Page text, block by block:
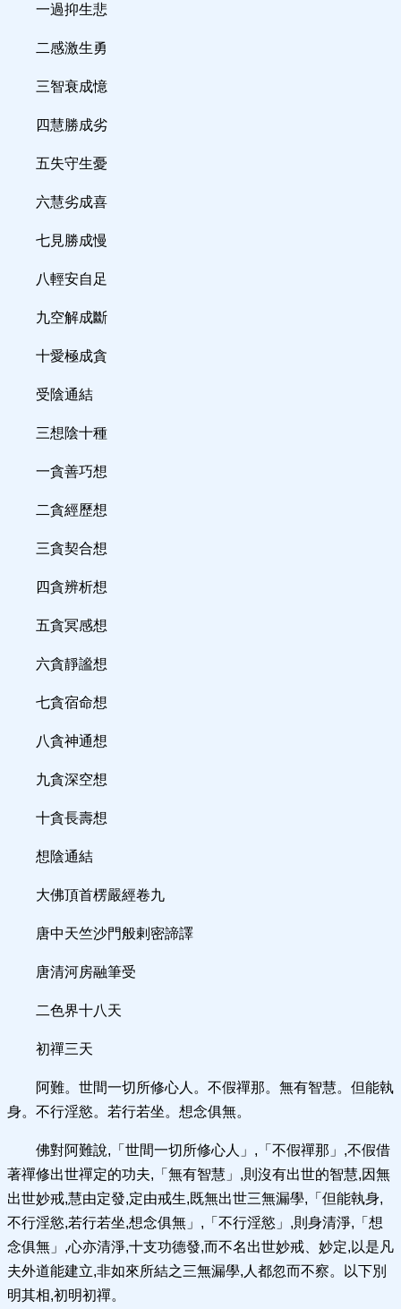
一過抑生悲
二感激生勇
三智衰成憶
四慧勝成劣
五失守生憂
六慧劣成喜
七見勝成慢
八輕安自足
九空解成斷
十愛極成貪
受陰通結
三想陰十種
一貪善巧想
二貪經歷想
三貪契合想
四貪辨析想
五貪冥感想
六貪靜謐想
七貪宿命想
八貪神通想
九貪深空想
十貪長壽想
想陰通結
大佛頂首楞嚴經卷九
唐中天竺沙門般剌密諦譯
唐清河房融筆受
二色界十八天
初禪三天
阿難。世間一切所修心人。不假禪那。無有智慧。但能執
身。不行淫慾。若行若坐。想念俱無。
佛對阿難說,「世間一切所修心人」,「不假禪那」,不假借
著禪修出世禪定的功夫,「無有智慧」,則沒有出世的智慧,因無
出世妙戒,慧由定發,定由戒生,既無出世三無漏學,「但能執身,
不行淫慾,若行若坐,想念俱無」,「不行淫慾」,則身清淨,「想
念俱無」,心亦清淨,十支功德發,而不名出世妙戒、妙定,以是凡
夫外道能建立,非如來所結之三無漏學,人都忽而不察。以下別
明其相,初明初禪。